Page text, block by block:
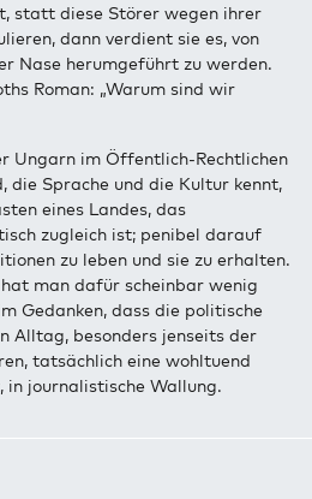
statt diese Störer wegen ihrer
dann verdient sie es, von
Nase herumgeführt zu werden.
Roman: „Warum sind wir
Ungarn im Öffentlich-Rechtlichen
die Sprache und die Kultur kennt,
eines Landes, das
zugleich ist; penibel darauf
zu leben und sie zu erhalten.
man dafür scheinbar wenig
Gedanken, dass die politische
Alltag, besonders jenseits der
tatsächlich eine wohltuend
in journalistische Wallung.